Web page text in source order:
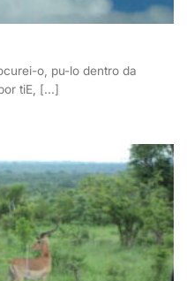
o, pu-lo dentro da
tiE, [...]